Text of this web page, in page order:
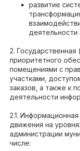
развитие
деятельности
2.
приоритетного
помещениями с
участками,
заказов, а также к
деятельности
2.1.
движения на
администрации
числе: